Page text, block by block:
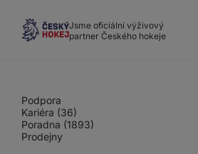
Jsme oficiální výživový
partner Českého hokeje
Podpora
Kariéra (36)
Poradna (1893)
Prodejny